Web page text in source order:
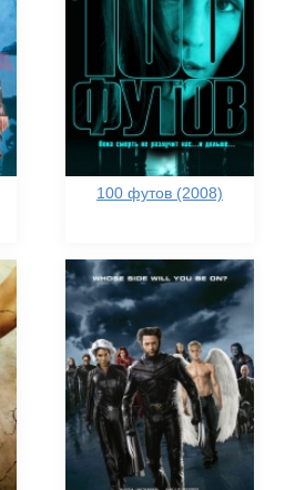
100 футов (2008)